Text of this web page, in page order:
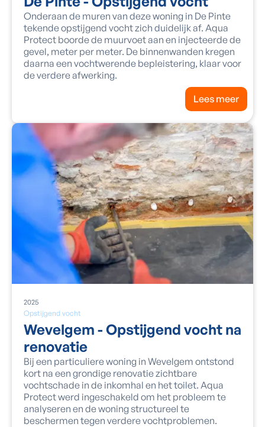
Onderaan de muren van deze woning in De Pinte
tekende opstijgend vocht zich duidelijk af. Aqua
Protect boorde de muurvoet aan en injecteerde de
gevel, meter per meter. De binnenwanden kregen
daarna een vochtwerende bepleistering, klaar voor
de verdere afwerking.
Lees meer
Opstijgend vocht
2025
Wevelgem - Opstijgend vocht na
renovatie
Bij een particuliere woning in Wevelgem ontstond
kort na een grondige renovatie zichtbare
vochtschade in de inkomhal en het toilet. Aqua
Protect werd ingeschakeld om het probleem te
analyseren en de woning structureel te
beschermen tegen verdere vochtproblemen.